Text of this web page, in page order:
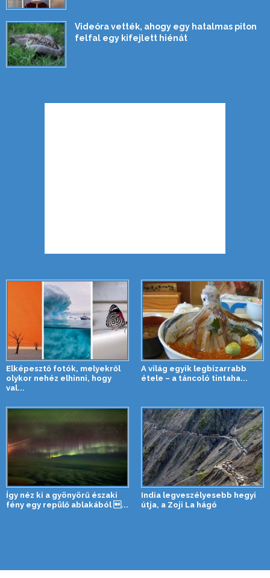
Videóra vették, ahogy egy hatalmas piton
felfal egy kifejlett hiénát
Elképesztő fotók, melyekről
olykor nehéz elhinni, hogy
val...
A világ egyik legbizarrabb
étele – a táncoló tintaha...
Így néz ki a gyönyörű északi
fény egy repülő ablakából ...
India legveszélyesebb hegyi
útja, a Zoji La hágó